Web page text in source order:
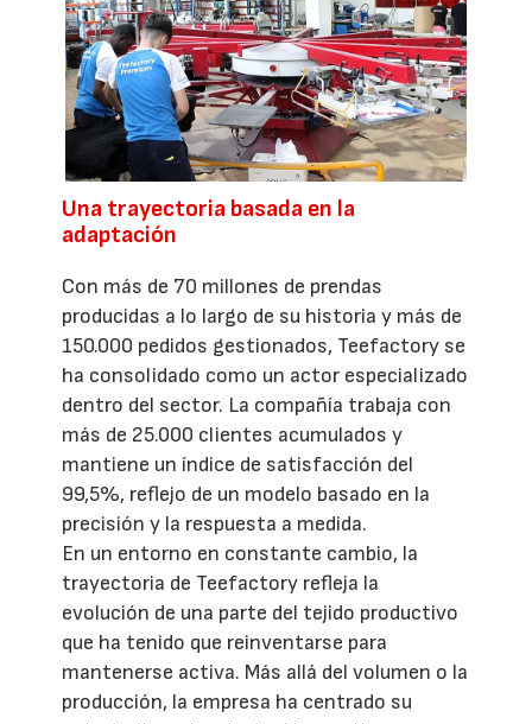
Una trayectoria basada en la
adaptación
Con más de 70 millones de prendas
producidas a lo largo de su historia y más de
150.000 pedidos gestionados, Teefactory se
ha consolidado como un actor especializado
dentro del sector. La compañía trabaja con
más de 25.000 clientes acumulados y
mantiene un índice de satisfacción del
99,5%, reflejo de un modelo basado en la
precisión y la respuesta a medida.
En un entorno en constante cambio, la
trayectoria de Teefactory refleja la
evolución de una parte del tejido productivo
que ha tenido que reinventarse para
mantenerse activa. Más allá del volumen o la
producción, la empresa ha centrado su